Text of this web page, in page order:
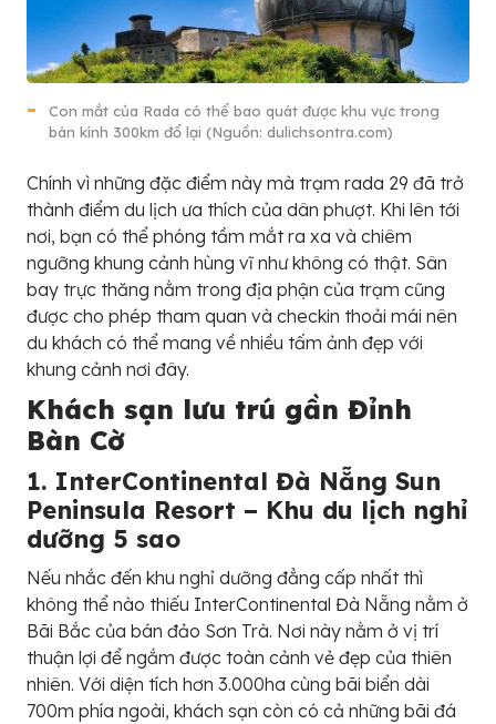
Con mắt của Rada có thể bao quát được khu vực trong
bán kính 300km đổ lại (Nguồn: dulichsontra.com)
Chính vì những đặc điểm này mà trạm rada 29 đã trở
thành điểm du lịch ưa thích của dân phượt. Khi lên tới
nơi, bạn có thể phóng tầm mắt ra xa và chiêm
ngưỡng khung cảnh hùng vĩ như không có thật. Sân
bay trực thăng nằm trong địa phận của trạm cũng
được cho phép tham quan và checkin thoải mái nên
du khách có thể mang về nhiều tấm ảnh đẹp với
khung cảnh nơi đây.
Khách sạn lưu trú gần Đỉnh
Bàn Cờ
1. InterContinental Đà Nẵng Sun
Peninsula Resort – Khu du lịch nghỉ
dưỡng 5 sao
Nếu nhắc đến khu nghỉ dưỡng đẳng cấp nhất thì
không thể nào thiếu InterContinental Đà Nẵng nằm ở
Bãi Bắc của bán đảo Sơn Trà. Nơi này nằm ở vị trí
thuận lợi để ngắm được toàn cảnh vẻ đẹp của thiên
nhiên. Với diện tích hơn 3.000ha cùng bãi biển dài
700m phía ngoài, khách sạn còn có cả những bãi đá